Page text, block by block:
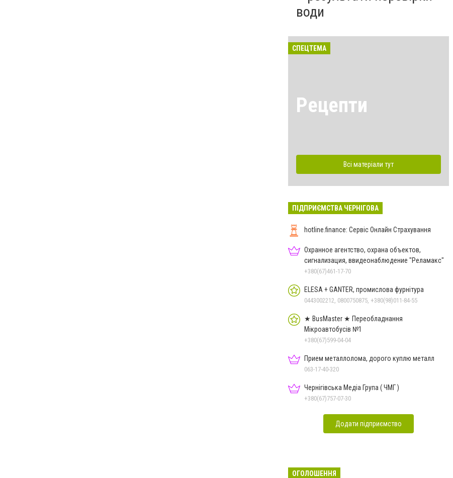
води
СПЕЦТЕМА
Рецепти
Всі матеріали тут
ПІДПРИЄМСТВА ЧЕРНІГОВА
hotline.finance: Сервіс Онлайн Страхування
Охранное агентство, охрана объектов,
сигнализация, ввидеонаблюдение "Реламакс"
+380(67)461-17-70
ELESA + GANTER, промислова фурнітура
0443002212, 0800750875, +380(98)011-84-55
★ BusMaster ★ Переобладнання
Мікроавтобусів №1
+380(67)599-04-04
Прием металлолома, дорого куплю металл
063-17-40-320
Чернігівська Медіа Група ( ЧМГ )
+380(67)757-07-30
Додати підприємство
ОГОЛОШЕННЯ